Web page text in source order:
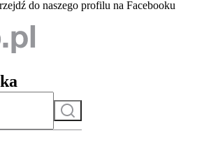
- otwiera się w nowej karcie
do naszego profilu na Facebooku
Szukaj
do serwisu